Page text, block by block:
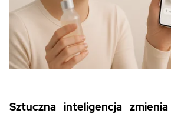
Sztuczna inteligencja